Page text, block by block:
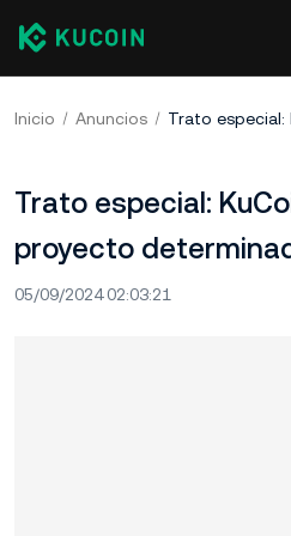
Inicio Anuncios
Trato especial:
proyecto
05/09/2024 02:03:21